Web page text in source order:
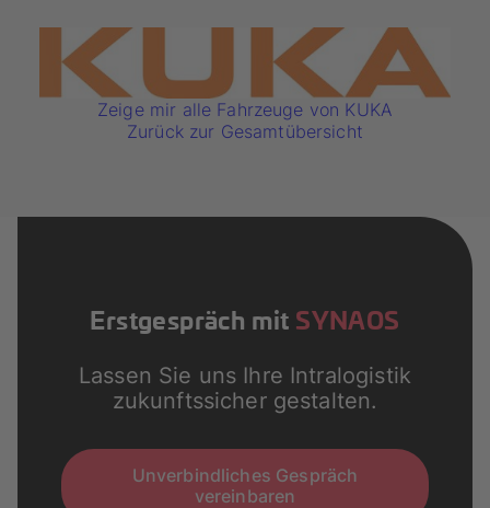
Zeige mir alle Fahrzeuge von KUKA
Zurück zur Gesamtübersicht
Erstgespräch mit SYNAOS
Lassen Sie uns Ihre Intralogistik
zukunftssicher gestalten.
Unverbindliches Gespräch
vereinbaren